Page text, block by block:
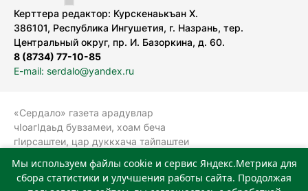
Керттера редактор: Курскенаькъан Х.
386101, Республика Ингушетия, г. Назрань, тер.
Центральный округ, пр. И. Базоркина, д. 60.
8 (8734) 77-10-85
E-mail: serdalo@yandex.ru
«Сердало» газета арадувлар
чIоагIдаьд бувзамеи, хоам беча
гIирсаштеи, цар дуккхача тайпаштеи
болхлоша (Роскомнадзор).
Реестровая запись СМИ: ЭЛ № ФС 77-
Мы используем файлы cookie и сервис Яндекс.Метрика для
сбора статистики и улучшения работы сайта. Продолжая